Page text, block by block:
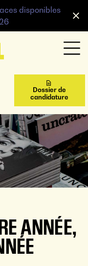
ANNÉE,
disponibles
Dossier de
candidature